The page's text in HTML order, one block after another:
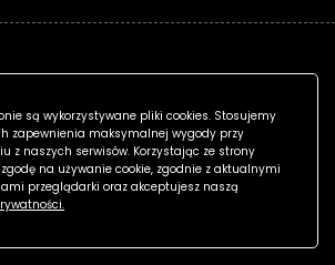
są wykorzystywane pliki cookies. Stosujemy
zapewnienia maksymalnej wygody przy
z naszych serwisów. Korzystając ze strony
na używanie cookie, zgodnie z aktualnymi
przeglądarki oraz akceptujesz naszą